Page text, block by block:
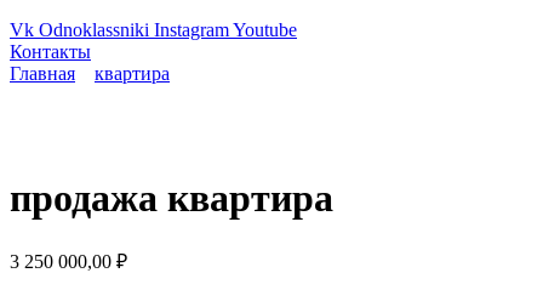
Vk Odnoklassniki InstagramYoutube
Контакты
Главная
квартира
продажа квартира
3 250 000,00 ₽